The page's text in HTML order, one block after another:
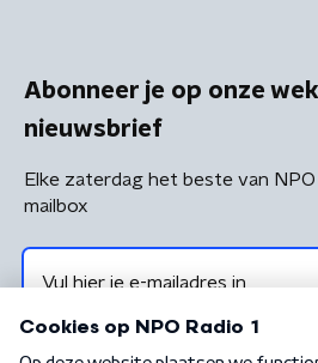
Abonneer je op onze
nieuwsbrief
Elke zaterdag het beste van NPO
mailbox